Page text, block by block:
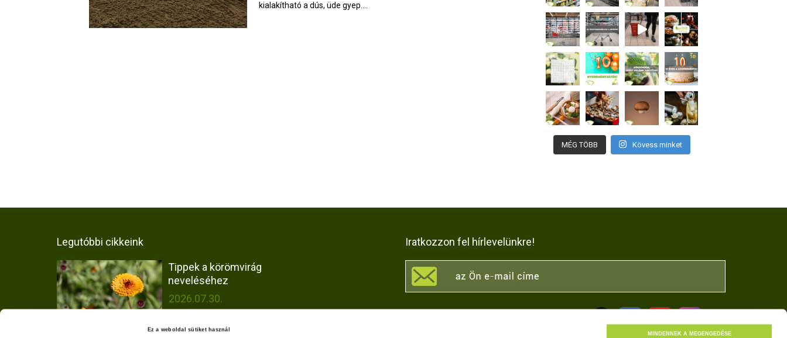
Ez a weboldal sütiket használ
MINDENNEK A MEGENGEDÉSE
kialakítható a dús, üde gyep....
MÉG TÖBB Kövess minket
Legutóbbi cikkeink
Tippek a körömvirág
neveléséhez
2026.07.30.
Iratkozzon fel hírlevelünkre!